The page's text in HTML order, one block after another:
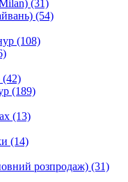
(31)
(54)
(108)
(42)
(189)
(13)
(14)
розпродаж) (31)